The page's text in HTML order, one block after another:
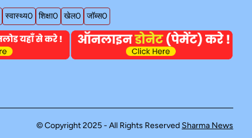
स्वास्थ्य0 शिक्षा0 खेल0 जॉब्स0
© Copyright 2025 - All Rights Reserved Sharma News